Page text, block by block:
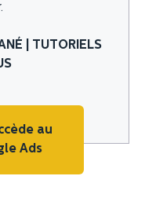
| TUTORIELS
au
Ads